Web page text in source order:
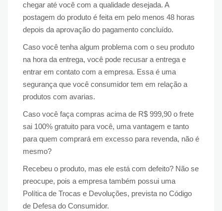
chegar até você com a qualidade desejada. A
postagem do produto é feita em pelo menos 48 horas
depois da aprovação do pagamento concluído.
Caso você tenha algum problema com o seu produto
na hora da entrega, você pode recusar a entrega e
entrar em contato com a empresa. Essa é uma
segurança que você consumidor tem em relação a
produtos com avarias.
Caso você faça compras acima de R$ 999,90 o frete
sai 100% gratuito para você, uma vantagem e tanto
para quem comprará em excesso para revenda, não é
mesmo?
Recebeu o produto, mas ele está com defeito? Não se
preocupe, pois a empresa também possui uma
Política de Trocas e Devoluções, prevista no Código
de Defesa do Consumidor.